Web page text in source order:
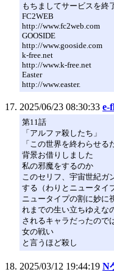
もちましてサービスを終
FC2WEB
http://www.fc2web.com
GOOSIDE
http://www.gooside.com
k-free.net
http://www.k-free.net
Easter
http://www.easter.
2025/06/23 08:30:33 e-
第11話
「アルファ殺したち」
「この世界を終わらせる
背景お借りしました
私の邪魔をするのか
このセリフ、宇宙世紀ガ
する（わりとニュータイ
ニュータイプの割に妙に
れまでの生い立ちゆえな
されるキャラだったので
女の戦い
と言うほど殺し
2025/03/12 19:44:19 N